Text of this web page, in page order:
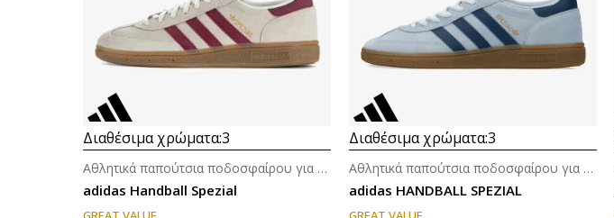
Διαθέσιμα χρώματα:3
adidas Handball Spezial
Αθλητικά παπούτσια ποδοσφαίρου για άνδρες
Διαθέσιμα χρώματα:3
adidas HANDBALL SPEZIAL
Αθλητικά παπούτσια ποδοσφαίρου για άνδρες